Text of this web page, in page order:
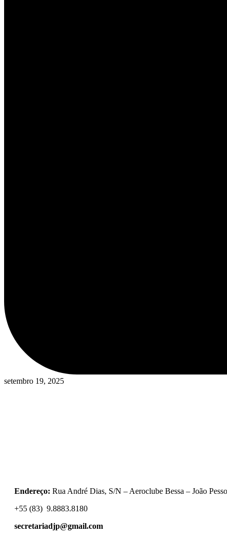
setembro 19, 2025
Endereço: Rua André Dias, S/N – Aeroclube Bessa – João
+55 (83) 9.8883.8180
secretariadjp@gmail.com